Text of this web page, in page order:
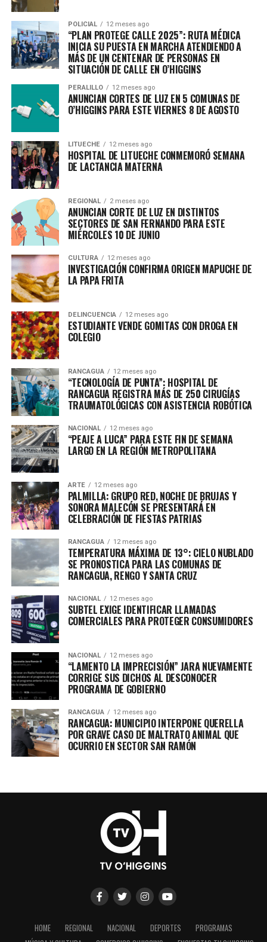
POLICIAL 12 meses ago
“PLAN PROTEGE CALLE 2025”: RUTA MÉDICA
INICIA SU PUESTA EN MARCHA ATENDIENDO A
MÁS DE UN CENTENAR DE PERSONAS EN
SITUACIÓN DE CALLE EN O’HIGGINS
PERALILLO 12 meses ago
ANUNCIAN CORTES DE LUZ EN 5 COMUNAS DE
O’HIGGINS PARA ESTE VIERNES 8 DE AGOSTO
LITUECHE 12 meses ago
HOSPITAL DE LITUECHE CONMEMORÓ SEMANA
DE LACTANCIA MATERNA
REGIONAL 2 meses ago
ANUNCIAN CORTE DE LUZ EN DISTINTOS
SECTORES DE SAN FERNANDO PARA ESTE
MIÉRCOLES 10 DE JUNIO
CULTURA 12 meses ago
INVESTIGACIÓN CONFIRMA ORIGEN MAPUCHE DE
LA PAPA FRITA
DELINCUENCIA 12 meses ago
ESTUDIANTE VENDE GOMITAS CON DROGA EN
COLEGIO
RANCAGUA 12 meses ago
“TECNOLOGÍA DE PUNTA”: HOSPITAL DE
RANCAGUA REGISTRA MÁS DE 250 CIRUGÍAS
TRAUMATOLÓGICAS CON ASISTENCIA ROBÓTICA
NACIONAL 12 meses ago
“PEAJE A LUCA” PARA ESTE FIN DE SEMANA
LARGO EN LA REGIÓN METROPOLITANA
ARTE 12 meses ago
PALMILLA: GRUPO RED, NOCHE DE BRUJAS Y
SONORA MALECÓN SE PRESENTARÁ EN
CELEBRACIÓN DE FIESTAS PATRIAS
RANCAGUA 12 meses ago
TEMPERATURA MÁXIMA DE 13°: CIELO NUBLADO
SE PRONOSTICA PARA LAS COMUNAS DE
RANCAGUA, RENGO Y SANTA CRUZ
NACIONAL 12 meses ago
SUBTEL EXIGE IDENTIFICAR LLAMADAS
COMERCIALES PARA PROTEGER CONSUMIDORES
NACIONAL 12 meses ago
“LAMENTO LA IMPRECISIÓN” JARA NUEVAMENTE
CORRIGE SUS DICHOS AL DESCONOCER
PROGRAMA DE GOBIERNO
RANCAGUA 12 meses ago
RANCAGUA: MUNICIPIO INTERPONE QUERELLA
POR GRAVE CASO DE MALTRATO ANIMAL QUE
OCURRIO EN SECTOR SAN RAMÓN
HOME REGIONAL NACIONAL DEPORTES
PROGRAMAS